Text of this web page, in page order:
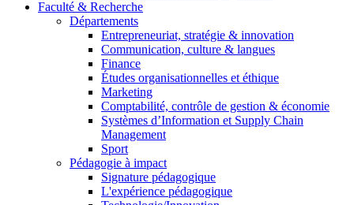
Faculté & Recherche
Départements
Entrepreneuriat, stratégie & innovation
Communication, culture & langues
Finance
Études organisationnelles et éthique
Marketing
Comptabilité, contrôle de gestion & économie
Systèmes d’Information et Supply Chain
Management
Sport
Pédagogie à impact
Signature pédagogique
L'expérience pédagogique